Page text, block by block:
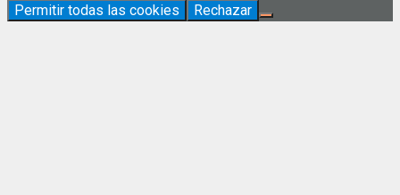
Permitir todas las cookies
Rechazar